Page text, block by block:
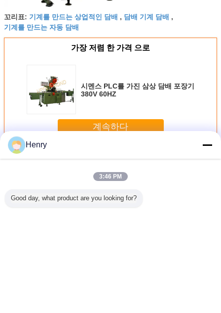
꼬리표: 기계를 만드는 상업적인 담배 , 담배 기계 담배 ,
기계를 만드는 자동 담배
가장 저렴 한 가격 으로
시멘스 PLC를 가진 삼상 담배 포장기
380V 60HZ
계속하다
더 많은 것
Henry
3:46 PM
Good day, what product are you looking for?